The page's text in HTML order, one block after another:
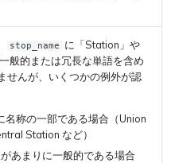
stop_name
に「Station」や
般的または冗長な単語を含め
せんが、いくつかの例外が認
名称の一部である場合（Union
Station など）
があまりに一般的である場合